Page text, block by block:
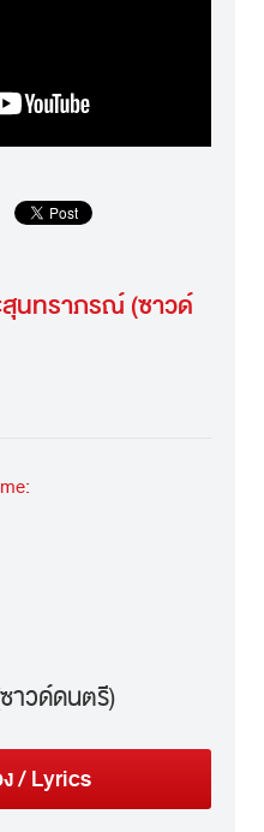
นทราภรณ์ (ซาวด์
วด์ดนตรี)
/ Lyrics